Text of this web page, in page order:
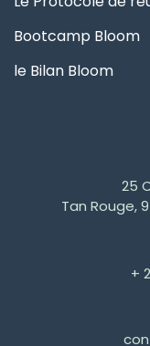
Bootcamp Bloom
le Bilan Bloom
25
Tan Rouge,
+